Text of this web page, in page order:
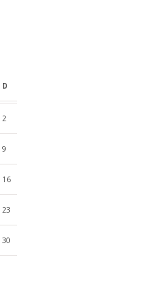
D
2
9
16
23
30